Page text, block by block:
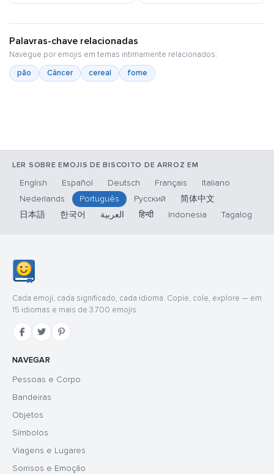
Palavras-chave relacionadas
Navegue por emojis em temas intimamente relacionados:
pão
Câncer cereal fome
LER SOBRE EMOJIS DE BISCOITO DE ARROZ EM
English Español Deutsch Français
Italiano
Nederlands
Português Русский
简体中文
日本語
한국어 العربية हिन्दी Indonesia Tagalog
Cada emoji, cada significado, cada idioma. Copie, cole, explore — em
15 idiomas e mais de 3.700 emojis.
NAVEGAR
Pessoas e Corpo
Bandeiras
Objetos
Símbolos
Viagens e Lugares
Sorrisos e Emoção